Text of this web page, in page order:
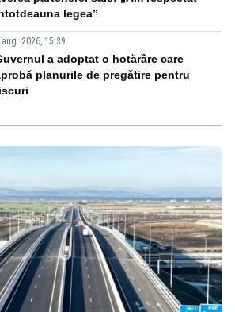
legea”
aug. 2026, 15:39
a adoptat o hotărâre care
planurile de pregătire pentru